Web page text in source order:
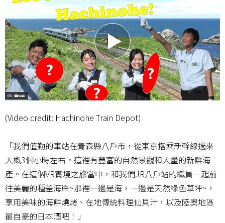
(Video credit: Hachinohe Train Depot)
「我們值勤的車站在青森縣八戶市，從東京搭乘新幹線過來
大概3個小時左右。這裡有豐富的自然景觀和大量的新鮮海
產。在這個VR實境之旅當中，和我們JR八戶站的職員一起前
往美麗的種差海岸~那裡一邊是海，一邊是天然綠色草坪~，
享用美味的海鮮燒烤、在地傳統料理仙貝汁，以及陸奧地區
最自豪的日本酒吧！」